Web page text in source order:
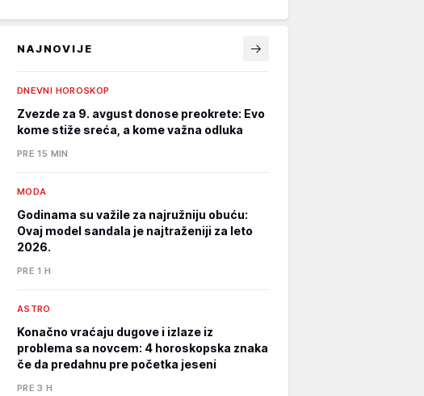
NAJNOVIJE
DNEVNI HOROSKOP
Zvezde za 9. avgust donose preokrete: Evo
kome stiže sreća, a kome važna odluka
PRE 15 MIN
MODA
Godinama su važile za najružniju obuću:
Ovaj model sandala je najtraženiji za leto
2026.
PRE 1 H
ASTRO
Konačno vraćaju dugove i izlaze iz
problema sa novcem: 4 horoskopska znaka
če da predahnu pre početka jeseni
PRE 3 H